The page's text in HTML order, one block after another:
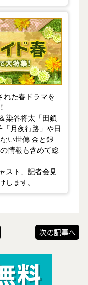
ド
れた春ドラマを
染谷将太「田鎖
月夜行路」や日
い世傳 金と銀
情報も含めて総
スト、記者会見
ます。
次の記事へ